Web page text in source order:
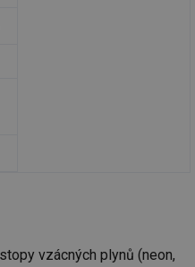
vzácných plynů (neon,